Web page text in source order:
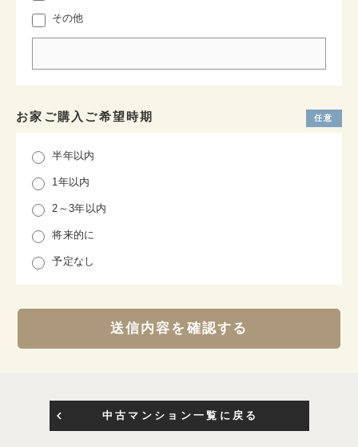
その他
お家ご購入ご希望時期
半年以内
1年以内
2～3年以内
将来的に
予定なし
中古マンション一覧に戻る